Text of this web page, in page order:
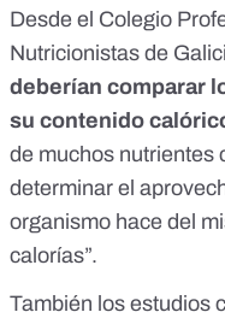
Desde el Colegio
Nutricionistas de
deberían comparar
su contenido
de muchos nutrientes
determinar el
organismo hace del
calorías”.
También los estudios